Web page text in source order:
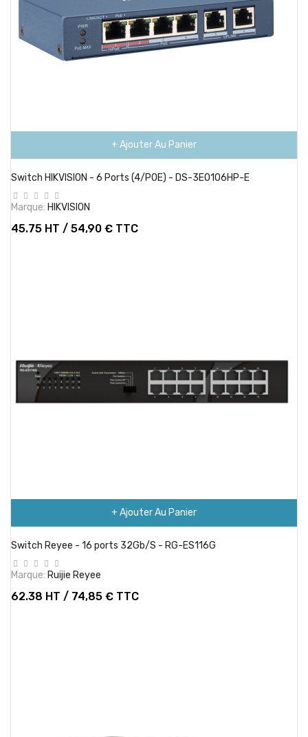
+ Ajouter Au Panier
Switch HIKVISION - 6 Ports (4/POE) - DS-3E0106HP-E
Marque: HIKVISION
45.75 HT / 54,90 € TTC
+ Ajouter Au Panier
Switch Reyee - 16 ports 32Gb/S - RG-ES116G
Marque: Ruijie Reyee
62.38 HT / 74,85 € TTC